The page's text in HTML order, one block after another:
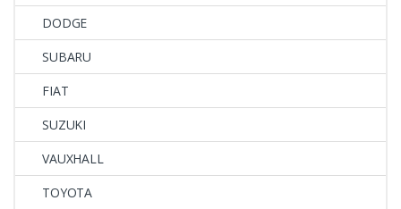
DODGE
SUBARU
FIAT
SUZUKI
VAUXHALL
TOYOTA